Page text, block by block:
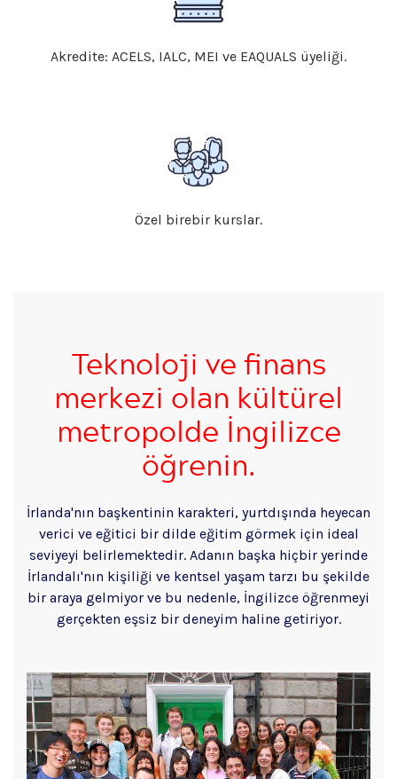
Akredite: ACELS, IALC, MEI ve EAQUALS üyeliği.
Özel birebir kurslar.
Teknoloji ve finans
merkezi olan kültürel
metropolde İngilizce
öğrenin.
İrlanda'nın başkentinin karakteri, yurtdışında heyecan
verici ve eğitici bir dilde eğitim görmek için ideal
seviyeyi belirlemektedir. Adanın başka hiçbir yerinde
İrlandalı'nın kişiliği ve kentsel yaşam tarzı bu şekilde
bir araya gelmiyor ve bu nedenle, İngilizce öğrenmeyi
gerçekten eşsiz bir deneyim haline getiriyor.